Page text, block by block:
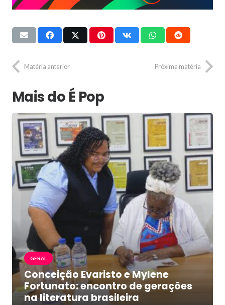
Matéria anterior Próxima matéria
Mais do É Pop
GERAL
Conceição Evaristo e Mylene
Fortunato: encontro de gerações
na literatura brasileira